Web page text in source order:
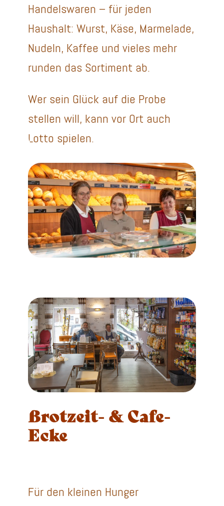
Handelswaren – für jeden
Haushalt: Wurst, Käse, Marmelade,
Nudeln, Kaffee und vieles mehr
runden das Sortiment ab.
Wer sein Glück auf die Probe
stellen will, kann vor Ort auch
Lotto spielen.
Brotzeit- & Cafe-
Ecke
Für den kleinen Hunger